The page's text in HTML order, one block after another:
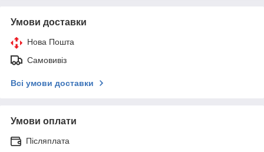
Умови доставки
Нова Пошта
Самовивіз
Всі умови доставки
Умови оплати
Післяплата